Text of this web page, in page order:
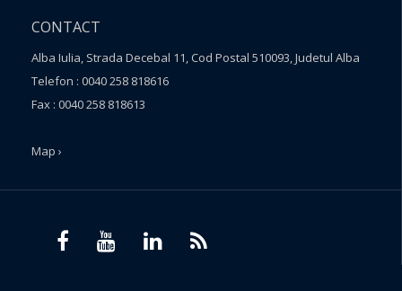
CONTACT
Alba Iulia, Strada Decebal 11, Cod Postal 510093, Judetul Alba
Telefon : 0040 258 818616
Fax : 0040 258 818613
Map ›